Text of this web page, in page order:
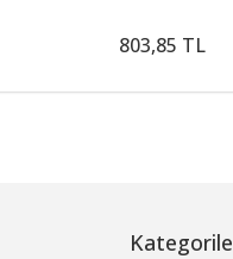
803,85 TL